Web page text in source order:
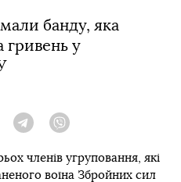
банду, яка
гривень у
Twitter Telegram
членів угруповання, які
воїна Збройних сил